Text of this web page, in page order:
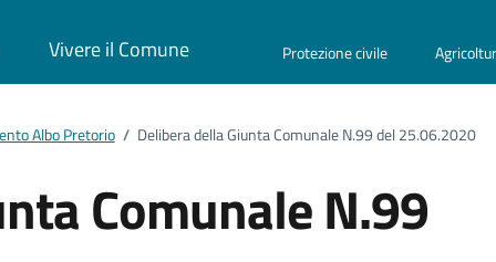
Vivere il Comune Protezione civile
Albo Pretorio / Delibera della Giunta Comunale N.99 del 25.06.2020
Comunale N.99